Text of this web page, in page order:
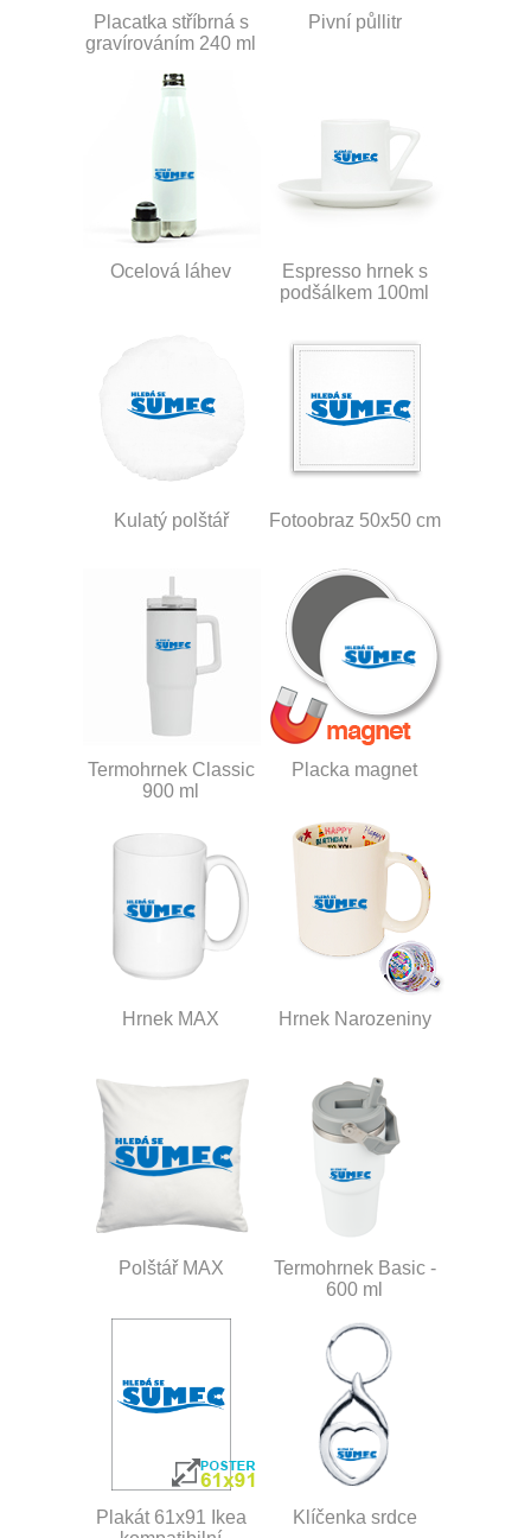
Placatka stříbrná s
gravírováním 240 ml
Pivní půllitr
Ocelová láhev
Espresso hrnek s
podšálkem 100ml
Kulatý polštář Fotoobraz 50x50 cm
Termohrnek Classic
900 ml
Placka magnet
Hrnek MAX Hrnek Narozeniny
Polštář MAX
Termohrnek Basic -
600 ml
Plakát 61x91 Ikea
Klíčenka srdce